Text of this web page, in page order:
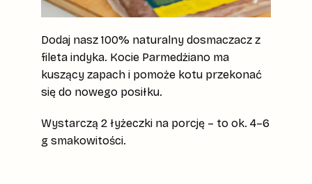
Dodaj nasz 100% naturalny dosmaczacz z
fileta indyka. Kocie Parmedżiano ma
kuszący zapach i pomoże kotu przekonać
się do nowego posiłku.
Wystarczą 2 łyżeczki na porcję – to ok. 4–6
g smakowitości.